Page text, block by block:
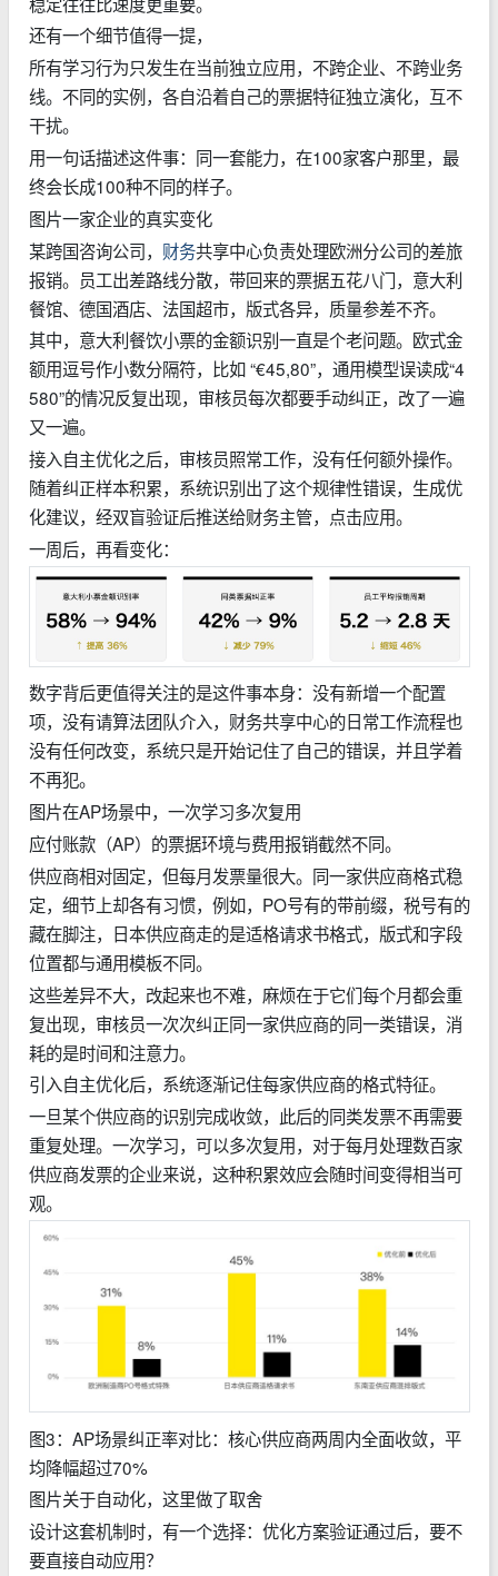
还有一个细节值得一提，
所有学习行为只发生在当前独立应用，不跨企业、不跨业务
线。不同的实例，各自沿着自己的票据特征独立演化，互不
干扰。
用一句话描述这件事：同一套能力，在100家客户那里，最
终会长成100种不同的样子。
图片一家企业的真实变化
某跨国咨询公司， 财务共享中心负责处理欧洲分公司的差旅
报销。员工出差路线分散，带回来的票据五花八门，意大利
餐馆、德国酒店、法国超市，版式各异，质量参差不齐。
其中，意大利餐饮小票的金额识别一直是个老问题。欧式金
额用逗号作小数分隔符，比如 “€45,80”，通用模型误读成“4
580”的情况反复出现，审核员每次都要手动纠正，改了一遍
又一遍。
接入自主优化之后，审核员照常工作，没有任何额外操作。
随着纠正样本积累，系统识别出了这个规律性错误，生成优
化建议，经双盲验证后推送给财务主管，点击应用。
一周后，再看变化：
数字背后更值得关注的是这件事本身：没有新增一个配置
项，没有请算法团队介入，财务共享中心的日常工作流程也
没有任何改变，系统只是开始记住了自己的错误，并且学着
不再犯。
图片在AP场景中，一次学习多次复用
应付账款（AP）的票据环境与费用报销截然不同。
供应商相对固定，但每月发票量很大。同一家供应商格式稳
定，细节上却各有习惯，例如，PO号有的带前缀，税号有的
藏在脚注，日本供应商走的是适格请求书格式，版式和字段
位置都与通用模板不同。
这些差异不大，改起来也不难，麻烦在于它们每个月都会重
复出现，审核员一次次纠正同一家供应商的同一类错误，消
耗的是时间和注意力。
引入自主优化后，系统逐渐记住每家供应商的格式特征。
一旦某个供应商的识别完成收敛，此后的同类发票不再需要
重复处理。一次学习，可以多次复用，对于每月处理数百家
供应商发票的企业来说，这种积累效应会随时间变得相当可
观。
图3：AP场景纠正率对比：核心供应商两周内全面收敛，平
均降幅超过70%
图片关于自动化，这里做了取舍
设计这套机制时，有一个选择：优化方案验证通过后，要不
要直接自动应用？